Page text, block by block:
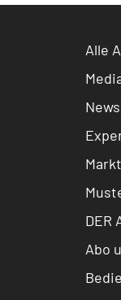
Alle
DER
Abo